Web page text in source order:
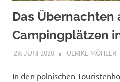
Das Übernachten
Campingplätzen
29. JUNI 2020 ULRIKE MÖHLER
In den polnischen